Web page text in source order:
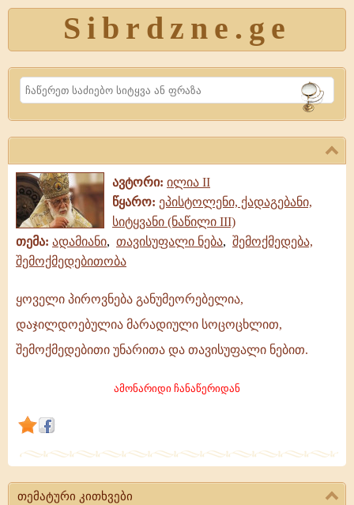
Sibrdzne.ge
Search
ავტორი: ილია II
წყარო: ეპისტოლენი, ქადაგებანი,
სიტყვანი (ნაწილი III)
თემა: ადამიანი, თავისუფალი ნება, შემოქმედება,
შემოქმედებითობა
ყოველი
პიროვნება
განუმეორებელია,
მარადიული
სოცოცხლით,
შემოქმედებითი
უნარითა
და
ყოველი პიროვნება განუმეორებელია,
დაჯილდოებულია მარადიული სოცოცხლით,
შემოქმედებითი უნარითა და თავისუფალი ნებით.
ამონარიდი ჩანაწერიდან
თემატური კითხვები